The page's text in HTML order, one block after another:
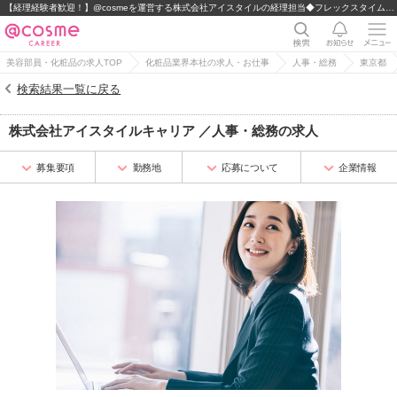
美容部員・化粧品の求人TOP 化粧品業界本社の求人・お仕事 人事・総務 東京都
検索結果一覧に戻る
株式会社アイスタイルキャリア ／ 人事・総務の求人
募集要項 勤務地 応募について 企業情報